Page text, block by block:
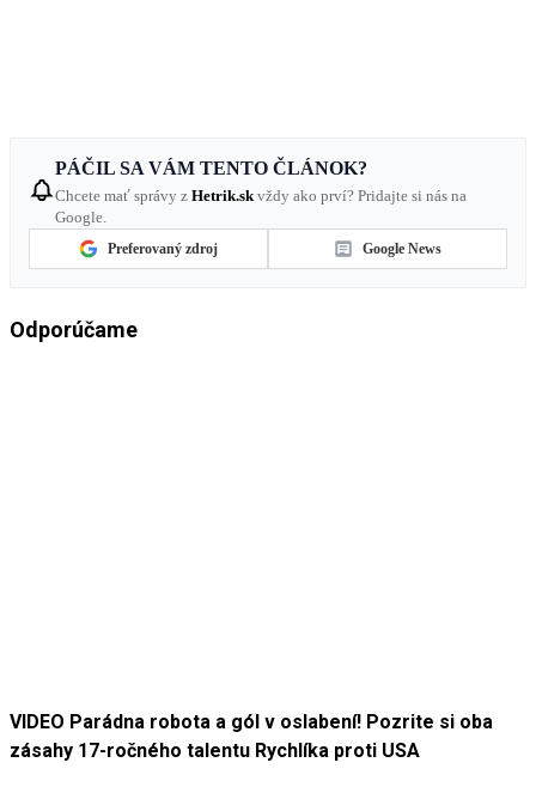
PÁČIL SA VÁM TENTO ČLÁNOK?
Chcete mať správy z Hetrik.skvždy ako prví? Pridajte si nás na
Google.
Preferovaný zdroj Google News
Odporúčame
VIDEO Parádna robota a gól v oslabení! Pozrite si oba
zásahy 17-ročného talentu Rychlíka proti USA